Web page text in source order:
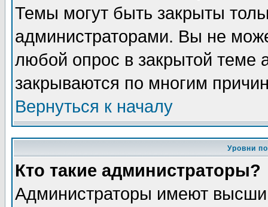
Темы могут быть закрыты
администраторами. Вы не
любой опрос в закрытой теме
закрываются по многим
Вернуться к началу
Уровни
Кто такие администраторы?
Администраторы имеют